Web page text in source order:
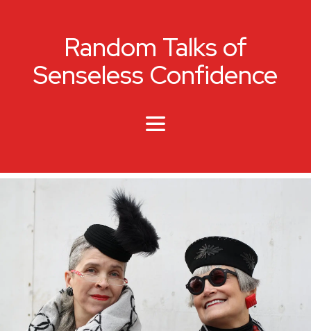
Random Talks of
Senseless Confidence